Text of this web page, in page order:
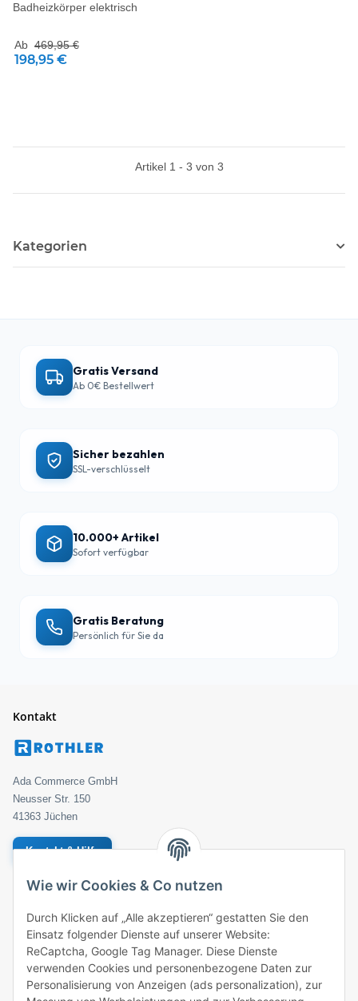
Badheizkörper elektrisch
Ab 469,95 €
198,95 €
Artikel 1 - 3 von 3
Kategorien
Gratis Versand
Ab 0€ Bestellwert
Sicher bezahlen
SSL-verschlüsselt
10.000+ Artikel
Sofort verfügbar
Gratis Beratung
Persönlich für Sie da
Kontakt
Ada Commerce GmbH
Neusser Str. 150
41363 Jüchen
Kontakt & Hilfe
Geprüfter Händler
Bestellung
ROTHLER
Zahlungsarten
Wie wir Cookies & Co nutzen
Durch Klicken auf „Alle akzeptieren“ gestatten Sie den
Einsatz folgender Dienste auf unserer Website:
ReCaptcha, Google Tag Manager. Diese Dienste
verwenden Cookies und personenbezogene Daten zur
Personalisierung von Anzeigen (ads personalization), zur